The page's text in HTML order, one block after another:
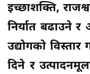
इच्छाशक्ति,
निर्यात बढाउने
उद्योगको विस्तार
दिने र